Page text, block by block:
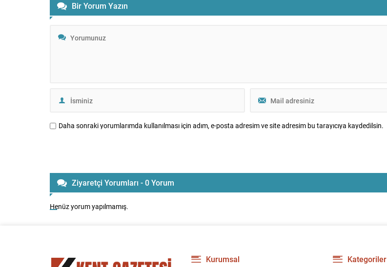
Bir Yorum Yazın
Daha sonraki yorumlarımda kullanılması için adım, e-posta adresim ve site adresim bu tarayıcıya kaydedilsin.
Ziyaretçi Yorumları - 0 Yorum
Henüz yorum yapılmamış.
Kurumsal Kategoriler